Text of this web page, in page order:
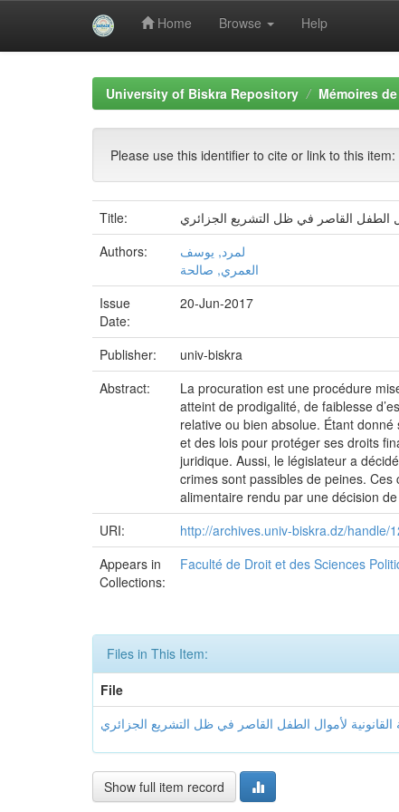
Home Browse Help
University of Biskra Repository Mémoires
Please use this identifier to cite or link to this item:
Title:
الطفل القاصر في ظل التشريع الجزائري
Authors:
لمرد, يوسف
العمري, صالحة
Issue
Date:
20-Jun-2017
Publisher:
univ-biskra
Abstract:
La procuration est une procédure
atteint de prodigalité, de faiblesse
relative ou bien absolue. Étant
et des lois pour protéger ses droits
juridique. Aussi, le législateur a
crimes sont passibles de peines. Ces
alimentaire rendu par une décision
URI:
http://archives.univ-biskra.dz/handle/
Appears in
Collections:
Faculté de Droit et des Sciences
Files in This Item:
File
Show full item record